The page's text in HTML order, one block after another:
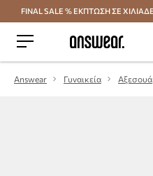
Εξοικονομήστε
FINAL SALE % ΕΚΠΤΩΣΗ ΣΕ
Answear Γυναικεία